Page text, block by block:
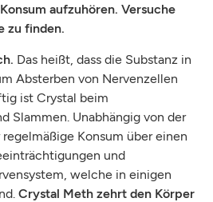
aufzuhören. Versuche
zu finden.
Das heißt, dass die Substanz in
Absterben von Nervenzellen
ist Crystal beim
Slammen. Unabhängig von der
Konsum über einen
und
welche in einigen
Crystal Meth zehrt den Körper